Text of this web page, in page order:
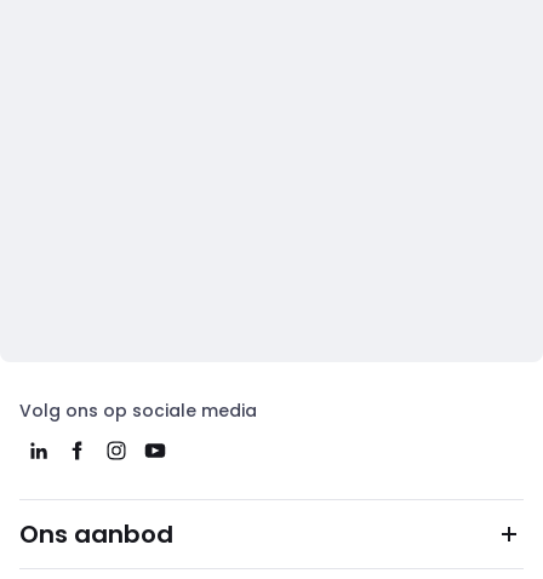
Volg ons op sociale media
Ons aanbod